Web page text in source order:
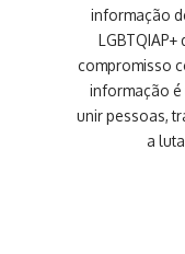
informação
compromisso
informação é
unir pessoas,
a